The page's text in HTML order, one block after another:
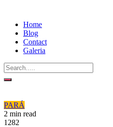
Home
Blog
Contact
Galeria
PARÁ
2 min read
1282